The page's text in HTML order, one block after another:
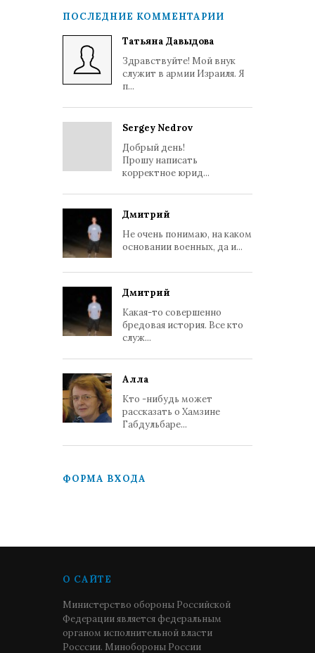
ПОСЛЕДНИЕ КОММЕНТАРИИ
Татьяна Давыдова
Здравствуйте! Мой внук
служит в армии Израиля. Я
п...
Sergey Nedrov
Добрый день!
Прошу написать
корректное юрид...
Дмитрий
Не очень понимаю, на каком
основании военных, да и...
Дмитрий
Какая-то совершенно
бредовая история. Все кто
служ...
Алла
Кто -нибудь может
рассказать о Хамзине
Габдульбаре...
ФОРМА ВХОДА
О САЙТЕ
Министерство обороны Российской
Федерации является федеральным
органом исполнительной власти
Росссии. Минобороны России